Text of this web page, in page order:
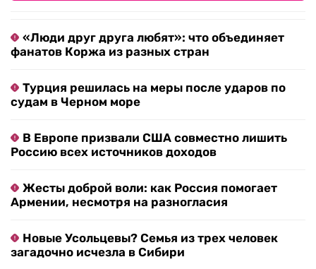
«Люди друг друга любят»: что объединяет
фанатов Коржа из разных стран
Турция решилась на меры после ударов по
судам в Черном море
В Европе призвали США совместно лишить
Россию всех источников доходов
Жесты доброй воли: как Россия помогает
Армении, несмотря на разногласия
Новые Усольцевы? Семья из трех человек
загадочно исчезла в Сибири